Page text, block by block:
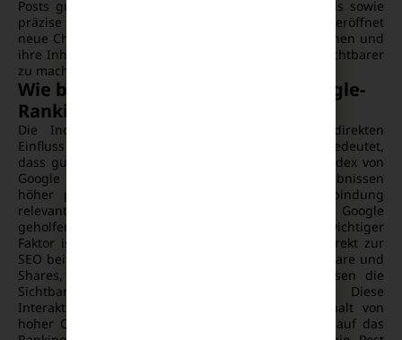
Posts gut strukturiert sind und relevante Keywords sowie
präzise Hashtags enthalten. Diese Entwicklung eröffnet
neue Chancen für Marken, ihre Reichweite zu erhöhen und
ihre Inhalte durch gezielte Social SEO-Strategien sichtbarer
zu machen.
Wie beeinflusst Instagram das Google-
Ranking?
Die Indexierung von Instagram-Inhalten hat direkten
Einfluss auf das Google-Ranking von Marken. Dies bedeutet,
dass gut optimierte Instagram-Posts, die in den Index von
Google aufgenommen wurden, in den Suchergebnissen
höher platziert werden können. Durch die Einbindung
relevanter Hashtags und Beschreibungen wird Google
geholfen, den Inhalt eines Posts zu verstehen. Ein wichtiger
Faktor ist, dass Instagram als soziale Plattform direkt zur
SEO beiträgt. Die Interaktionen, wie Likes, Kommentare und
Shares, die ein Instagram-Post erhält, beeinflussen die
Sichtbarkeit und die Relevanz des Inhalts. Diese
Interaktionen signalisieren Google, dass der Inhalt von
hoher Qualität und Relevanz ist, was sich positiv auf das